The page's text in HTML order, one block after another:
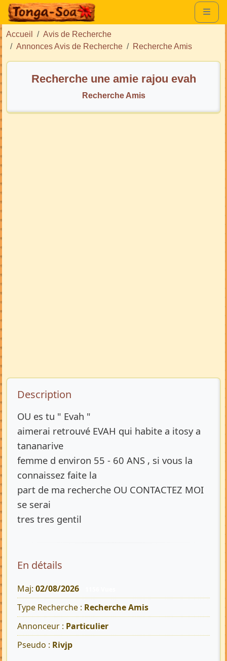
Accueil
Avis de Recherche
Annonces Avis de Recherche
Recherche Amis
Recherche une amie rajou evah
Recherche Amis
Description de l’annonce
Description
OU es tu " Evah "
aimerai retrouvé EVAH qui habite a itosy a
tananarive
femme d environ 55 - 60 ANS , si vous la
connaissez faite la
part de ma recherche OU CONTACTEZ MOI
se serai
tres tres gentil
En détails
Maj: 02/08/2026
Type Recherche : Recherche Amis
Annonceur : Particulier
Pseudo : Rivjp